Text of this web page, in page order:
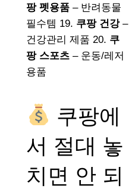
팡 펫용품 – 반려동물
필수템 19. 쿠팡 건강–
건강관리 제품 20. 쿠
팡 스포츠 – 운동/레저
용품
쿠팡에
서 절대 놓
치면 안 되